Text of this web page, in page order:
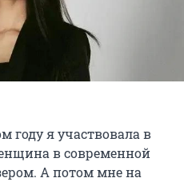
году я участвовала в
в современной
А потом мне на